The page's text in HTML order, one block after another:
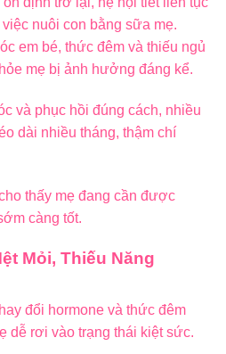
nuôi con bằng sữa mẹ.
em bé, thức đêm và thiếu ngủ
mẹ bị ảnh hưởng đáng kể.
và phục hồi đúng cách, nhiều
dài nhiều tháng, thậm chí
thấy mẹ đang cần được
càng tốt.
Mỏi, Thiếu Năng
đổi hormone và thức đêm
dễ rơi vào trạng thái kiệt sức.